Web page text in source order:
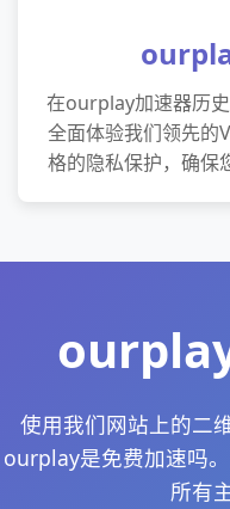
在ourplay加速器历
全面体验我们领先的
格的隐私保护，确保
使用我们网站上的二
ourplay是免费加速吗
所有